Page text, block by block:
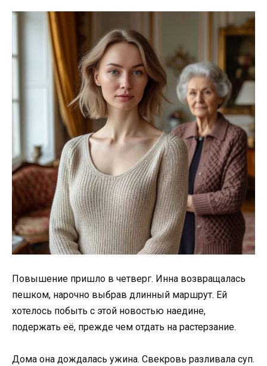
Повышение пришло в четверг. Инна возвращалась
пешком, нарочно выбрав длинный маршрут. Ей
хотелось побыть с этой новостью наедине,
подержать её, прежде чем отдать на растерзание.
Дома она дождалась ужина. Свекровь разливала суп.